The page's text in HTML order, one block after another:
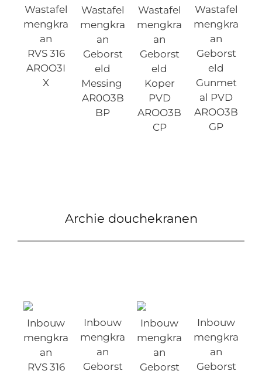
Wastafel
mengkra
an
RVS 316
AROO3I
X
Wastafel
mengkra
an
Geborst
eld
Messing
AR0O3B
BP
Wastafel
mengkra
an
Geborst
eld
Koper
PVD
AROO3B
CP
Wastafel
mengkra
an
Geborst
eld
Gunmet
al PVD
AROO3B
GP
Archie douchekranen
Inbouw
mengkra
an
RVS 316
Inbouw
mengkra
an
Geborst
Inbouw
mengkra
an
Geborst
Inbouw
mengkra
an
Geborst